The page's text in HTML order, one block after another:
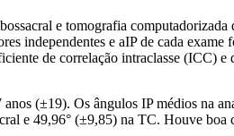
e tomografia
independentes e aIP de cada
de correlação intraclasse (ICC)
(±19). Os ângulos IP médios na
e 49,96° (±9,85) na TC. Houve